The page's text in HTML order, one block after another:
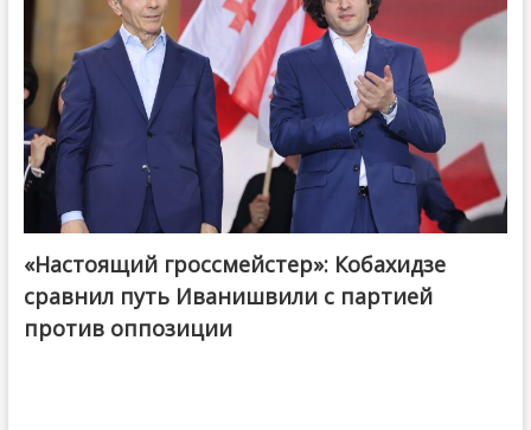
@ქართული ოცნება / Georgian Dream
«Настоящий гроссмейстер»: Кобахидзе
сравнил путь Иванишвили с партией
против оппозиции